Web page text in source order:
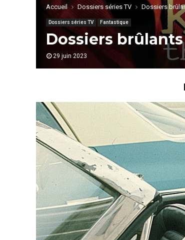
Accueil Dossiers séries TV Dossiers
Dossiers séries TV Fantastique
Dossiers
29 juin 2023